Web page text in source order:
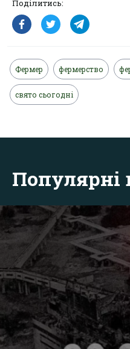
Поділитись:
Фермер фермерство
свято сьогодні
Популярні